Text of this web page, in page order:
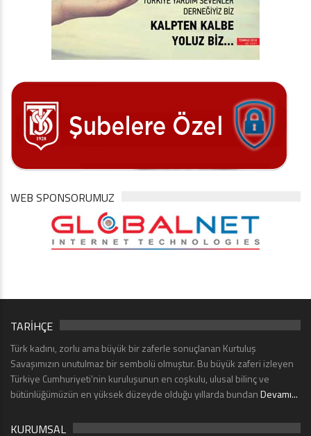
WEB SPONSORUMUZ
TARİHÇE
Türk kadını, zorlu ama büyük bir zaferle sonuçlanan Kurtuluş
Savaşımızın unutulmaz bir sembolü olmuştur. Bu büyük zaferi izleyen
Türkiye Cumhuriyeti’nin kuruluşunun en coşkulu, ulusal bilinç ve
bütünlüğümüzün en yüksek düzeyde olduğu yıllarda bundanDevamı...
KURUMSAL